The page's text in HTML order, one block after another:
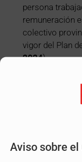
Aviso sobre el
persona
remuneración
colectivo
vigor del Plan
2024).
La entrada en
febrero de
tendrá que
mensuales (la
Para realizar el